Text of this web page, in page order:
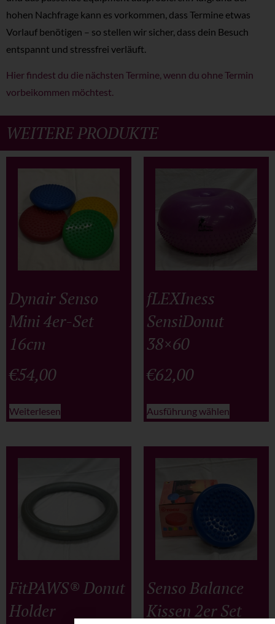
hohen Nachfrage kann es vorkommen, dass Termine etwas
Vorlauf benötigen – so stellen wir sicher, dass dein Besuch
entspannt und stressfrei verläuft.
Hier findest du die nächsten Termine, wenn du ohne Termin
vorbeikommen möchtest.
WEITERE PRODUKTE
Dynair Senso
Mini 4er-Set
16cm
€54,00
Weiterlesen
fLEXIness
SensiDonut
38×60
€62,00
Ausführung wählen
FitPAWS® Donut
Holder
Senso Balance
Kissen 2er Set